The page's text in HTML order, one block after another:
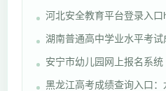
河北安全教育平台登录入
湖南普通高中学业水平考
安宁市幼儿园网上报名系统
黑龙江高考成绩查询入口